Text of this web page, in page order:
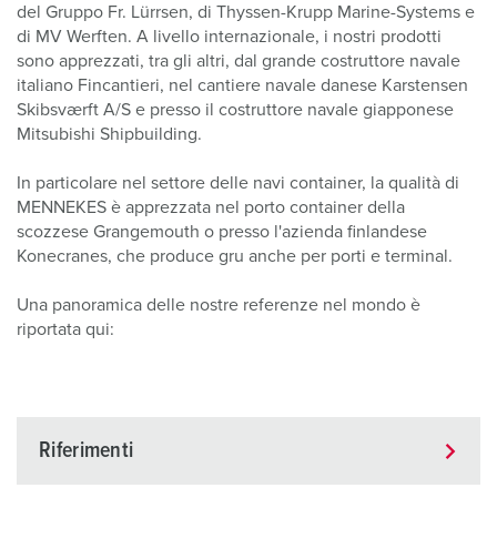
del Gruppo Fr. Lürrsen, di Thyssen-Krupp Marine-Systems e
di MV Werften. A livello internazionale, i nostri prodotti
sono apprezzati, tra gli altri, dal grande costruttore navale
italiano Fincantieri, nel cantiere navale danese Karstensen
Skibsværft A/S e presso il costruttore navale giapponese
Mitsubishi Shipbuilding.
In particolare nel settore delle navi container, la qualità di
MENNEKES è apprezzata nel porto container della
scozzese Grangemouth o presso l'azienda finlandese
Konecranes, che produce gru anche per porti e terminal.
Una panoramica delle nostre referenze nel mondo è
riportata qui:
Riferimenti